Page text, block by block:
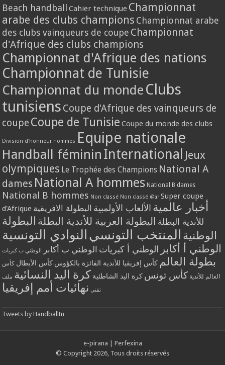
Beach handball Cahier technique Championnat
arabe des clubs champions Championnat arabe
des clubs vainqueurs de coupe Championnat
d'Afrique des clubs champions
Championnat d'Afrique des nations
Championnat de Tunisie
Championnat du monde Clubs
tunisiens Coupe d'Afrique des vainqueurs de
coupe Coupe de Tunisie Coupe du monde des clubs
Division d'honneur hommes Equipe nationale
Handball féminin International Jeux
olympiques Le Trophée des Champions National A
dames National A hommes National B dames
National B hommes Non classé Non classé @ar Super coupe
d'Afrique
أخبار عالمية الألعاب الأولمبية البطولة الافريقية
للأندية البطلة البطولة العربية للأندية البطلة البطولة
الوطنية المنتخب التونسي النوادي التونسية
الوطني أ أكابر الوطني أ كبريات الوطني ب أكابر الوطني ب كبريات
بطولة العالم كأس إفريقيا للأندية الفائزة بالكؤوس كأس الأبطال كأس
العالم للأندية كأس تونس كرة اليد الشاطئية كرة اليد النسائية ملف
تقني نهائيات أمم إفريقيا
Tweets by Handballtn
e-pirana
Perfexina
© Copyright 2026, Tous droits réservés